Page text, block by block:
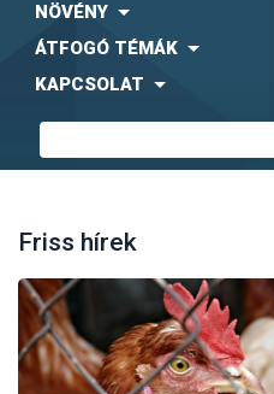
NÖVÉNY
ÁTFOGÓ TÉMÁK
KAPCSOLAT
Friss hírek